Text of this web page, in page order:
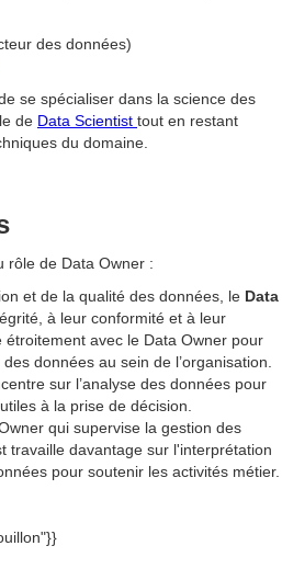
des données)
se spécialiser dans la science des
de Data Scientist tout en restant
du domaine.
rôle de Data Owner :
et de la qualité des données, le Data
à leur conformité et à leur
étroitement avec le Data Owner pour
données au sein de l’organisation.
sur l’analyse des données pour
à la prise de décision.
qui supervise la gestion des
travaille davantage sur l'interprétation
pour soutenir les activités métier.